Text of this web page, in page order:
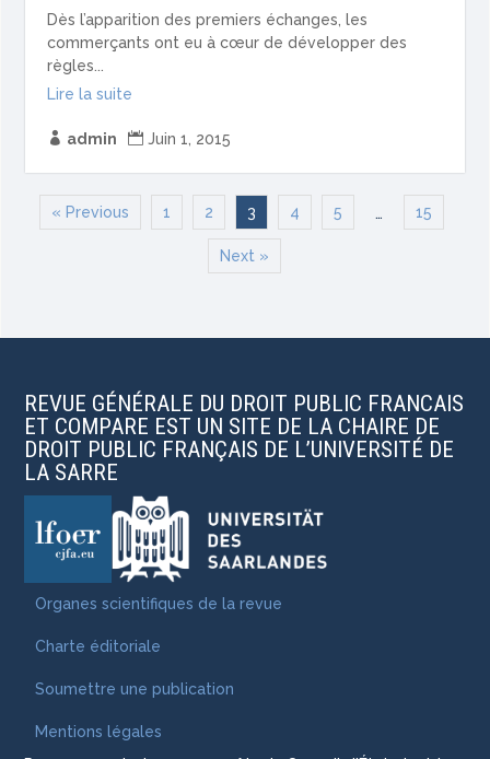
Dès l’apparition des premiers échanges, les
commerçants ont eu à cœur de développer des
règles...
Lire la suite
 admin  Juin 1, 2015
« Previous 1 2 3 4 5 … 15
Next »
REVUE GÉNÉRALE DU DROIT PUBLIC FRANCAIS
ET COMPARE EST UN SITE DE LA CHAIRE DE
DROIT PUBLIC FRANÇAIS DE L’UNIVERSITÉ DE
LA SARRE
Organes scientifiques de la revue
Charte éditoriale
Soumettre une publication
Mentions légales